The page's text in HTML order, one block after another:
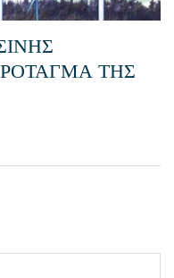
ΤΗΣ